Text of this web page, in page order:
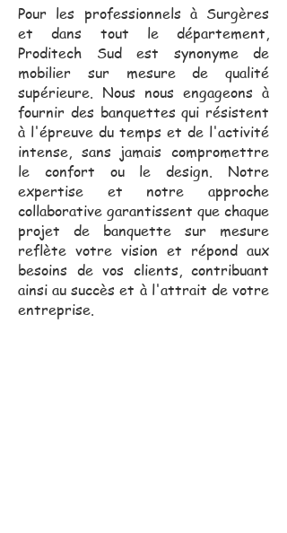
Pour les professionnels à Surgères
et dans tout le département,
Proditech Sud est synonyme de
mobilier sur mesure de qualité
supérieure. Nous nous engageons à
fournir des banquettes qui résistent
à l'épreuve du temps et de l'activité
intense, sans jamais compromettre
le confort ou le design. Notre
expertise et notre approche
collaborative garantissent que chaque
projet de banquette sur mesure
reflète votre vision et répond aux
besoins de vos clients, contribuant
ainsi au succès et à l'attrait de votre
entreprise.